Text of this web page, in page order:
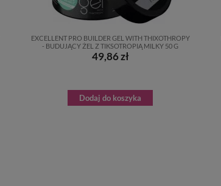
EXCELLENT PRO BUILDER GEL WITH THIXOTHROPY
- BUDUJĄCY ŻEL Z TIKSOTROPIĄ MILKY 50 G
49,86 zł
Dodaj do koszyka